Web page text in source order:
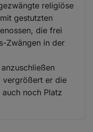
religiöse
gestutzten
die frei
Zwängen in der
vergrößert er die
noch Platz